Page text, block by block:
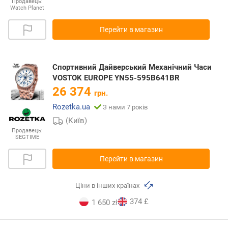
Watch Planet
Перейти в магазин
Продавець:
SEGTIME
Спортивний Дайверський Механічний Часи
VOSTOK EUROPE YN55-595B641BR
26 374 грн.
Rozetka.ua
З нами 7 років
(Київ)
Перейти в магазин
Ціни в інших країнах
1 650 zł 374 £